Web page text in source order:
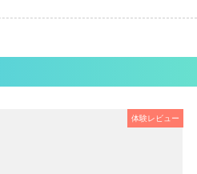
体験レビュー